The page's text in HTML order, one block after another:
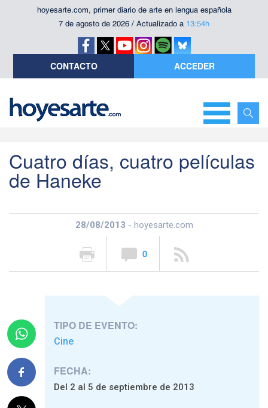
hoyesarte.com, primer diario de arte en lengua española
7 de agosto de 2026 / Actualizado a 13:54h
CONTACTO ACCEDER
Cuatro días, cuatro películas
de Haneke
28/08/2013 - hoyesarte.com
0
TIPO DE EVENTO:
Cine
FECHA:
Del 2 al 5 de septiembre de 2013